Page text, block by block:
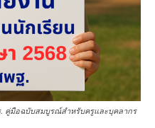
คู่มือฉบับสมบูรณ์สำหรับครูและบุคลากร